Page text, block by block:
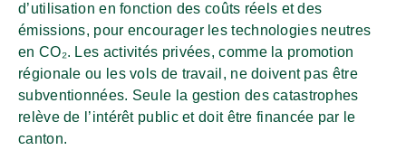
d’utilisation en fonction des coûts réels et des
émissions, pour encourager les technologies neutres
en CO₂. Les activités privées, comme la promotion
régionale ou les vols de travail, ne doivent pas être
subventionnées. Seule la gestion des catastrophes
relève de l’intérêt public et doit être financée par le
canton.